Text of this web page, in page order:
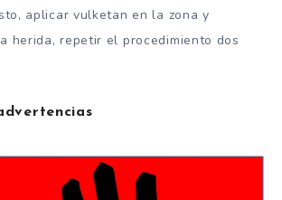
aplicar vulketan en la zona y
herida, repetir el procedimiento dos